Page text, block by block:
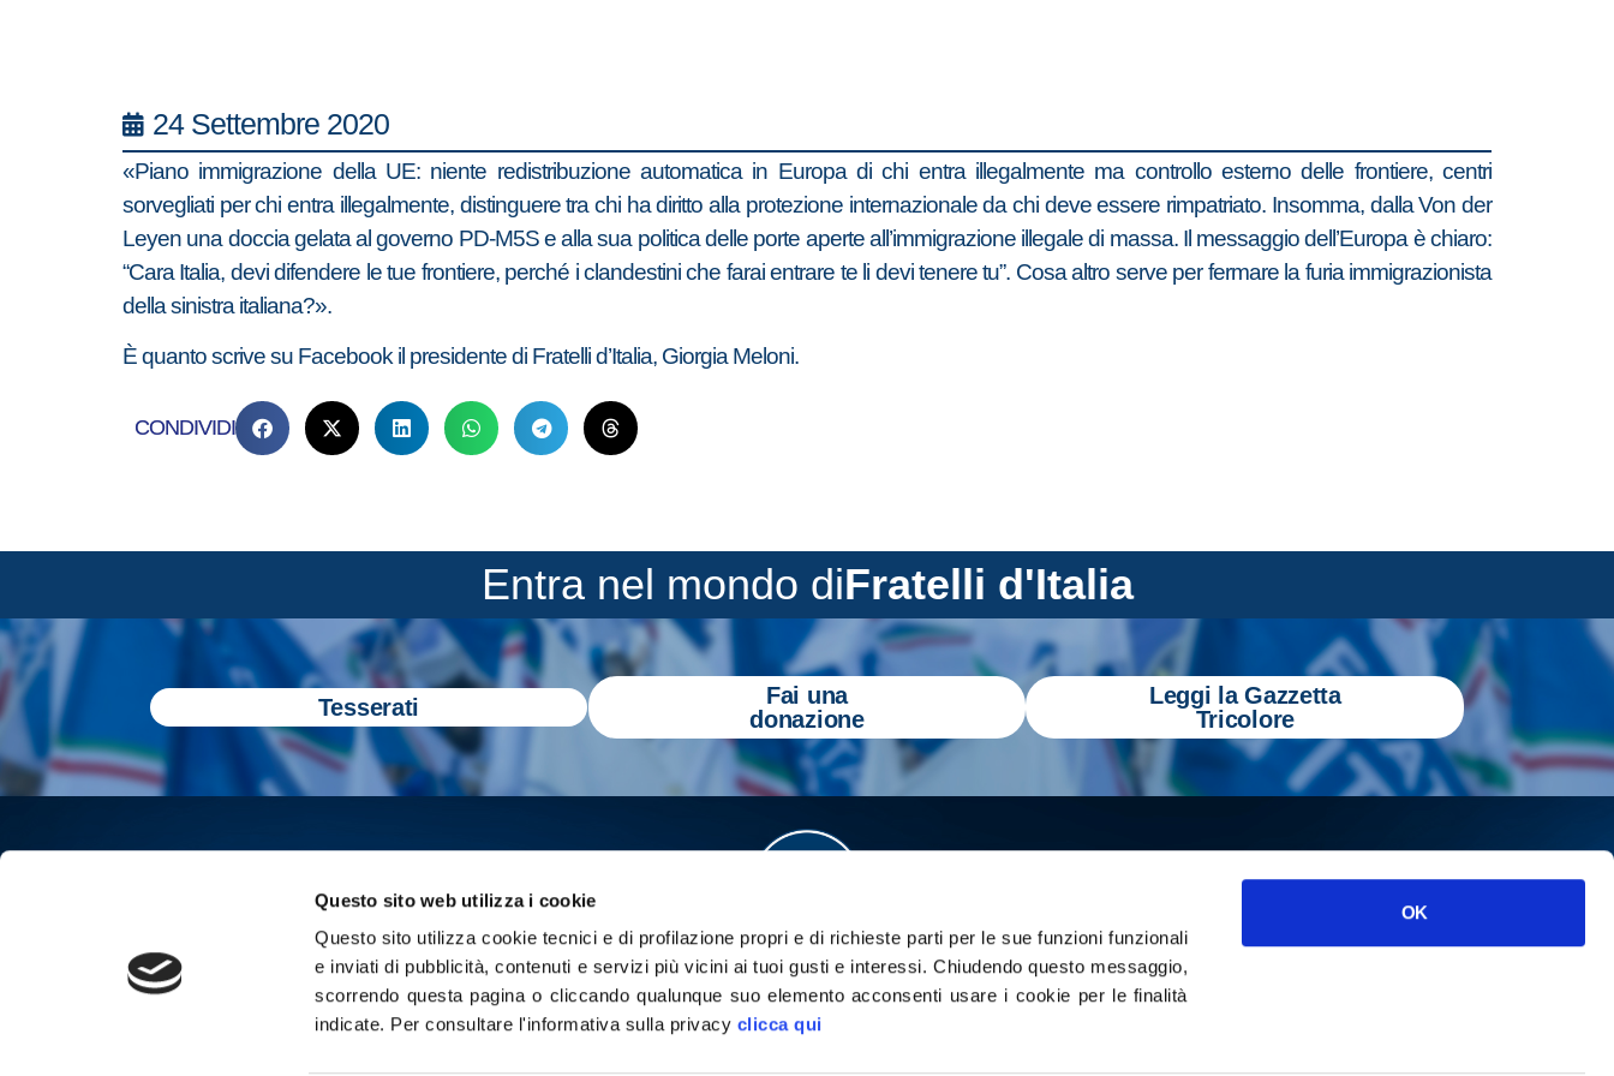
Questo sito web utilizza i cookie
Questo sito utilizza cookie tecnici e di profilazione propri e di richieste parti per le sue funzioni funzionali
e inviati di pubblicità, contenuti e servizi più vicini ai tuoi gusti e interessi.Chiudendo questo messaggio,
scorrendo questa pagina o cliccando qualunque suo elemento acconsenti usare i cookie per le finalità
indicate. Per consultare l'informativa sulla privacy clicca qui
OK
24 Settembre 2020
«Piano immigrazione della UE: niente redistribuzione automatica in Europa di chi entra illegalmente ma controllo esterno delle frontiere, centri
sorvegliati per chi entra illegalmente, distinguere tra chi ha diritto alla protezione internazionale da chi deve essere rimpatriato. Insomma, dalla Von der
Leyen una doccia gelata al governo PD-M5S e alla sua politica delle porte aperte all’immigrazione illegale di massa. Il messaggio dell’Europa è chiaro:
“Cara Italia, devi difendere le tue frontiere, perché i clandestini che farai entrare te li devi tenere tu”. Cosa altro serve per fermare la furia immigrazionista
della sinistra italiana?».
È quanto scrive su Facebook il presidente di Fratelli d’Italia, Giorgia Meloni.
CONDIVIDI
Entra nel mondo diFratelli d'Italia
Tesserati
Fai una
donazione
Leggi la Gazzetta
Tricolore
Gazzetta Tricolore per tenerti aggiornato